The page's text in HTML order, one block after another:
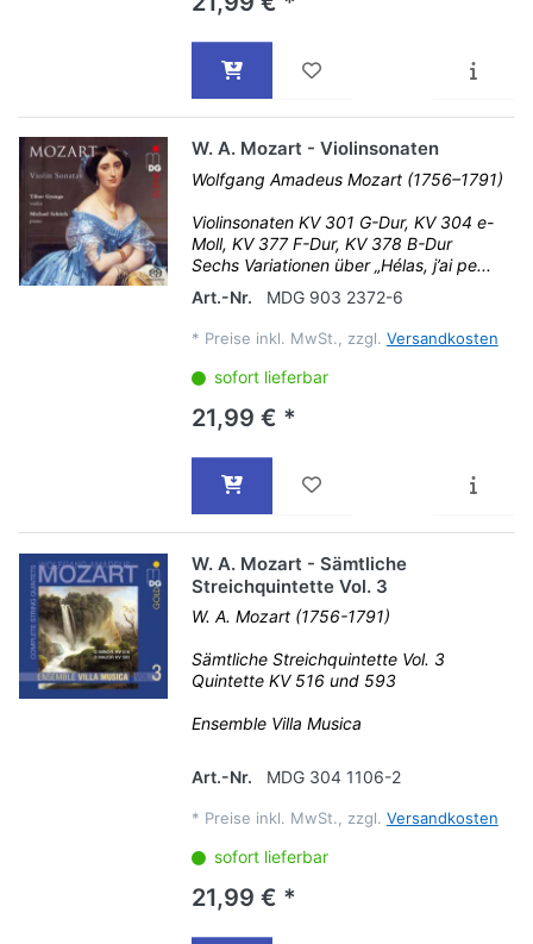
W. A. Mozart - Violinsonaten
Wolfgang Amadeus Mozart (1756–1791)
Violinsonaten KV 301 G-Dur, KV 304 e-
Moll, KV 377 F-Dur, KV 378 B-Dur
Sechs Variationen über „Hélas, j’ai pe...
Art.-Nr.
MDG 903 2372-6
* Preise inkl. MwSt., zzgl. Versandkosten
sofort lieferbar
21,99 € *
W. A. Mozart - Sämtliche
Streichquintette Vol. 3
W. A. Mozart (1756-1791)
Sämtliche Streichquintette Vol. 3
Quintette KV 516 und 593
Ensemble Villa Musica
Art.-Nr. MDG 304 1106-2
* Preise inkl. MwSt., zzgl. Versandkosten
sofort lieferbar
21,99 € *